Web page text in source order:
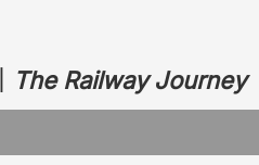
The Railway Journey